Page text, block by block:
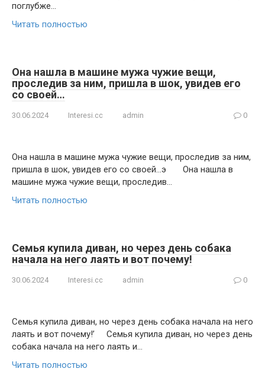
поглубже…
Читать полностью
Она нашла в машине мужа чужие вещи,
проследив за ним, пришла в шок, увидев его
со своей…
30.06.2024 Interesi.cc admin 0
Она нашла в машине мужа чужие вещи, проследив за ним,
пришла в шок, увидев его со своей…э Она нашла в
машине мужа чужие вещи, проследив…
Читать полностью
Семья купила диван, но через день собака
начала на него лаять и вот почему!
30.06.2024 Interesi.cc admin 0
Семья купила диван, но через день собака начала на него
лаять и вот почему!’ Семья купила диван, но через день
собака начала на него лаять и…
Читать полностью